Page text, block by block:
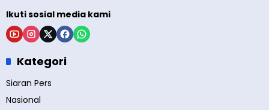
Ikuti sosial media kami
Kategori
Siaran Pers
Nasional